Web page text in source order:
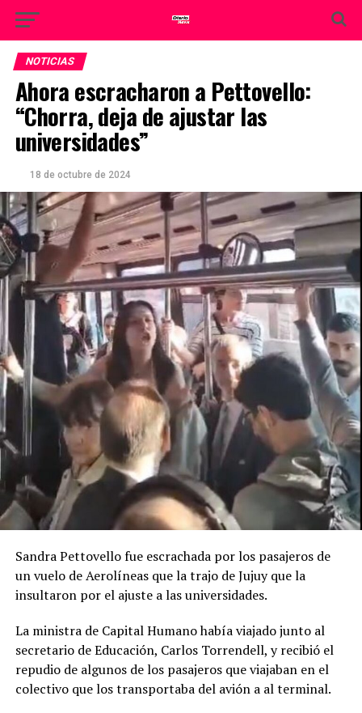
NOTICIAS
Ahora escracharon a Pettovello:
“Chorra, deja de ajustar las
universidades”
18 de octubre de 2024
Sandra Pettovello fue escrachada por los pasajeros de
un vuelo de Aerolíneas que la trajo de Jujuy que la
insultaron por el ajuste a las universidades.
La ministra de Capital Humano había viajado junto al
secretario de Educación, Carlos Torrendell, y recibió el
repudio de algunos de los pasajeros que viajaban en el
colectivo que los transportaba del avión a al terminal.